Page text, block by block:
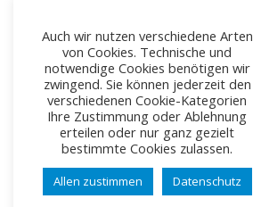
Auch wir nutzen verschiedene Arten
von Cookies. Technische und
notwendige Cookies benötigen wir
zwingend. Sie können jederzeit den
verschiedenen Cookie-Kategorien
Ihre Zustimmung oder Ablehnung
erteilen oder nur ganz gezielt
bestimmte Cookies zulassen.
Allen zustimmen Datenschutz